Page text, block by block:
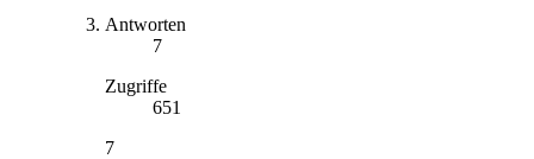
Antworten
7
Zugriffe
651
7